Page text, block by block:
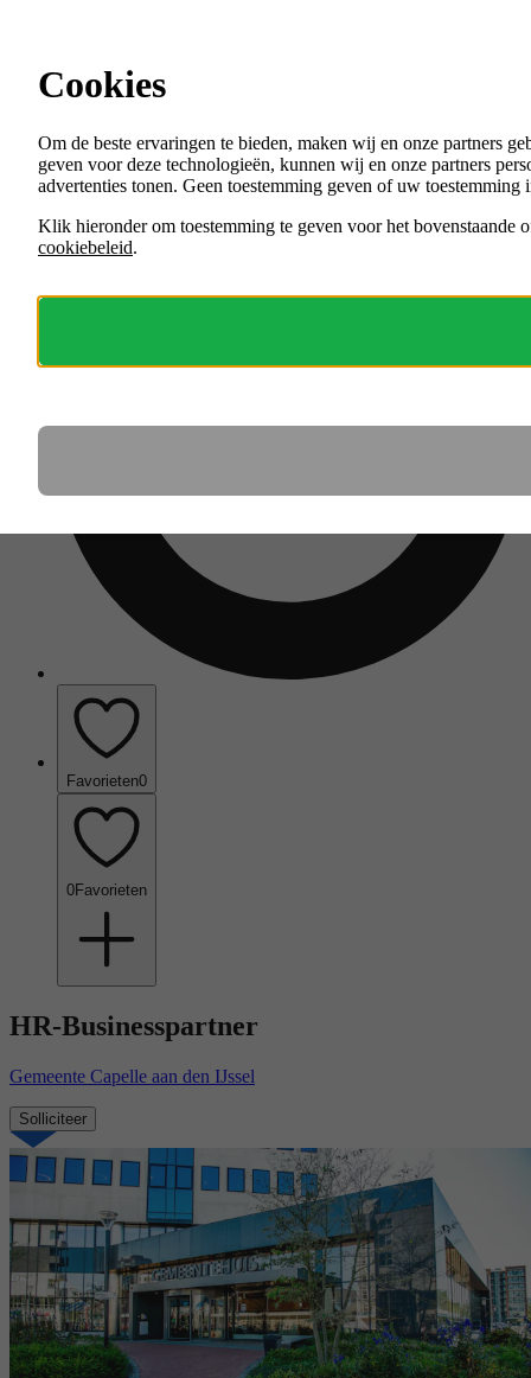
Menu
VACATURES
ORGANISATIES
Favorieten0
0Favorieten
HR-Businesspartner
Gemeente Capelle aan den IJssel
Solliciteer
Cookies
Om de beste ervaringen te bieden, maken wij en onze partners
geven voor deze technologieën, kunnen wij en onze partners
advertenties tonen. Geen toestemming geven of uw
Klik hieronder om toestemming te geven voor het bovenstaande
cookiebeleid.